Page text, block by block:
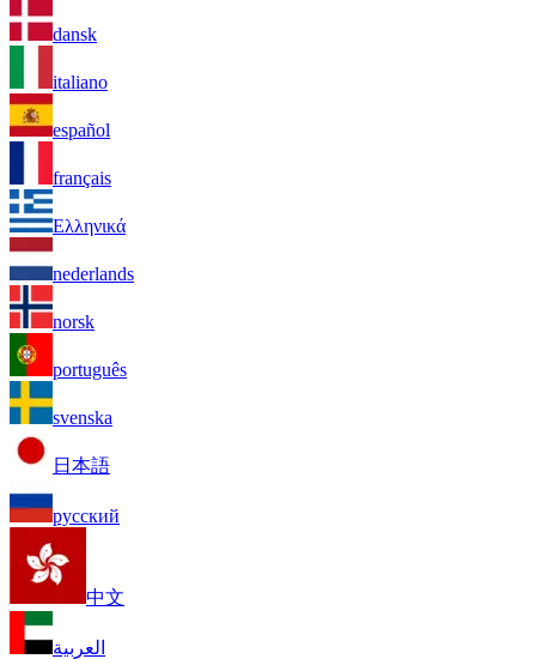
dansk
italiano
español
français
Ελληνικά
nederlands
norsk
português
svenska
日本語
русский
中文
العربية